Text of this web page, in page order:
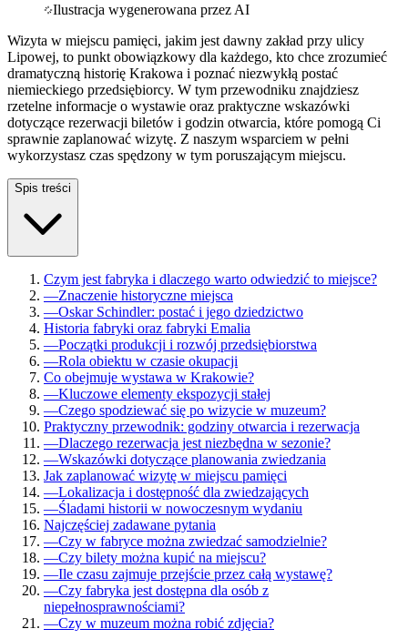
Ilustracja wygenerowana przez AI
Wizyta w miejscu pamięci, jakim jest dawny zakład przy ulicy
Lipowej, to punkt obowiązkowy dla każdego, kto chce zrozumieć
dramatyczną historię Krakowa i poznać niezwykłą postać
niemieckiego przedsiębiorcy. W tym przewodniku znajdziesz
rzetelne informacje o wystawie oraz praktyczne wskazówki
dotyczące rezerwacji biletów i godzin otwarcia, które pomogą Ci
sprawnie zaplanować wizytę. Z naszym wsparciem w pełni
wykorzystasz czas spędzony w tym poruszającym miejscu.
Spis treści
Czym jest fabryka i dlaczego warto odwiedzić to miejsce?
—Znaczenie historyczne miejsca
—Oskar Schindler: postać i jego dziedzictwo
Historia fabryki oraz fabryki Emalia
—Początki produkcji i rozwój przedsiębiorstwa
—Rola obiektu w czasie okupacji
Co obejmuje wystawa w Krakowie?
—Kluczowe elementy ekspozycji stałej
—Czego spodziewać się po wizycie w muzeum?
Praktyczny przewodnik: godziny otwarcia i rezerwacja
—Dlaczego rezerwacja jest niezbędna w sezonie?
—Wskazówki dotyczące planowania zwiedzania
Jak zaplanować wizytę w miejscu pamięci
—Lokalizacja i dostępność dla zwiedzających
—Śladami historii w nowoczesnym wydaniu
Najczęściej zadawane pytania
—Czy w fabryce można zwiedzać samodzielnie?
—Czy bilety można kupić na miejscu?
—Ile czasu zajmuje przejście przez całą wystawę?
—Czy fabryka jest dostępna dla osób z
niepełnosprawnościami?
—Czy w muzeum można robić zdjęcia?